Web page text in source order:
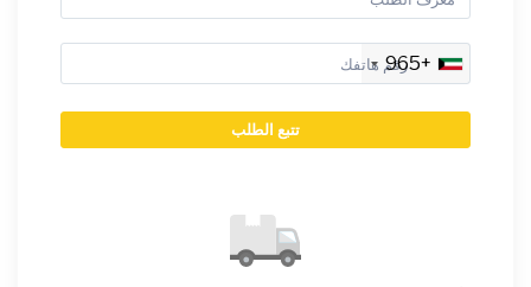
+965
تتبع الطلب